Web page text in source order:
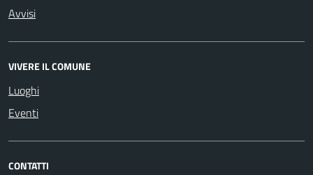
Avvisi
VIVERE IL COMUNE
Luoghi
Eventi
CONTATTI